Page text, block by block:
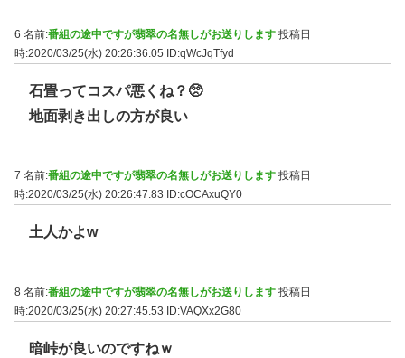
6 名前:番組の途中ですが翡翠の名無しがお送りします 投稿日
時:2020/03/25(水) 20:26:36.05 ID:qWcJqTfyd
石畳ってコスパ悪くね？🥺
地面剥き出しの方が良い
7 名前:番組の途中ですが翡翠の名無しがお送りします 投稿日
時:2020/03/25(水) 20:26:47.83
ID:cOCAxuQY0
土人かよw
8 名前:番組の途中ですが翡翠の名無しがお送りします 投稿日
時:2020/03/25(水) 20:27:45.53
ID:VAQXx2G80
暗峠が良いのですねｗ